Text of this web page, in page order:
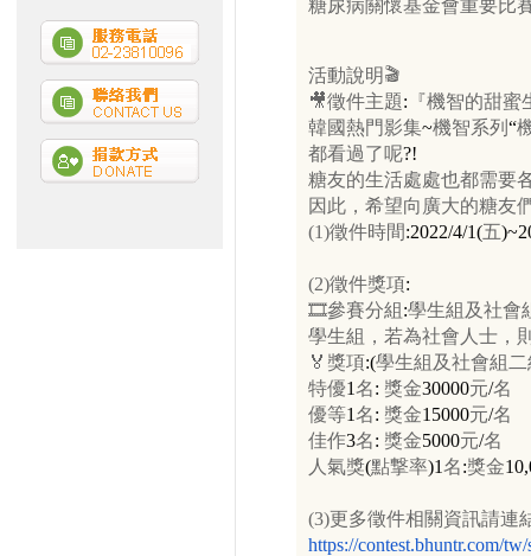
糖尿病關懷基金會重要比
活動說明
徵件主題: 『機智的甜蜜
韓國熱門影集~機智系列 “
都看過了呢?!
糖友的生活處處也都需要
因此，希望向廣大的糖友
(1)徵件時間:2022/4/1(五
(2)徵件獎項:
參賽分組 :學生組及社會
學生組，若為社會人士，
獎項:(學生組及社會組
特優1名: 獎金30000元/名
優等1名: 獎金15000元/名
佳作3名: 獎金5000元/名
人氣獎(點撃率)1名:獎金
(3)更多徵件相關資訊請連
https://contest.bhuntr.com/